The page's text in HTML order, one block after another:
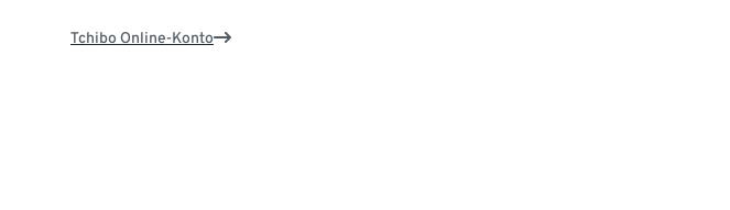
Tchibo Online-Konto